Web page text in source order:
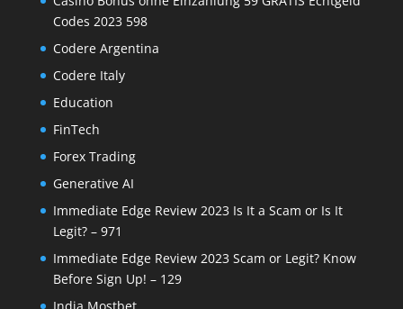
Codes 2023 598
Codere Argentina
Codere Italy
Education
FinTech
Forex Trading
Generative AI
Immediate Edge Review 2023 Is It a Scam or Is It
Legit? – 971
Immediate Edge Review 2023 Scam or Legit? Know
Before Sign Up! – 129